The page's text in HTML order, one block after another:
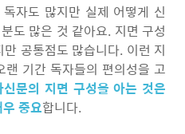
자도 많지만 실제 어떻게 신
도 많은 것 같아요. 지면 구성
공통점도 많습니다. 이런 지
기간 독자들의 편의성을 고
신문의 지면 구성을 아는 것은
중요합니다.